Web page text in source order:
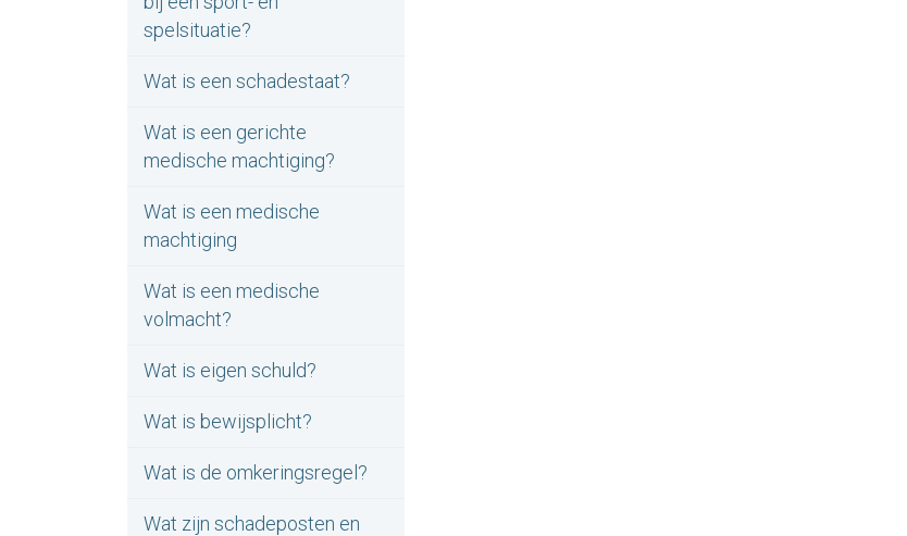
spelsituatie?
Wat is een schadestaat?
Wat is een gerichte
medische machtiging?
Wat is een medische
machtiging
Wat is een medische
volmacht?
Wat is eigen schuld?
Wat is bewijsplicht?
Wat is de omkeringsregel?
Wat zijn schadeposten en